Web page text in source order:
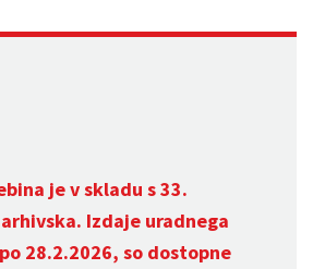
je v skladu s 33.
arhivska. Izdaje uradnega
28.2.2026, so dostopne